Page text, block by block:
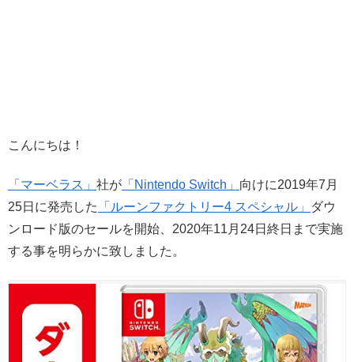
こんにちは！
「マーベラス」 社が 「Nintendo Switch」 向けに2019年7月
25日に発売した
「ルーンファクトリー4 スペシャル」
ダウ
ンロード版のセールを開始、2020年11月24日終日まで実施
する事を明らかに致しました。